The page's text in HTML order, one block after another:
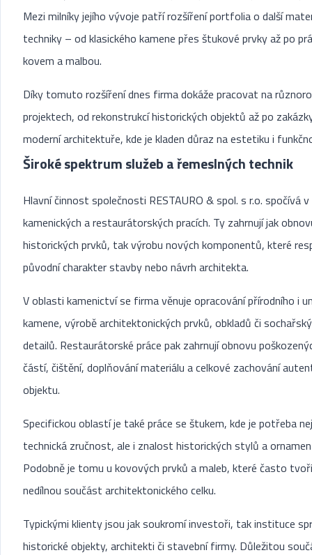
Mezi milníky jejího vývoje patří rozšíření portfolia o další
techniky – od klasického kamene přes štukové prvky až po
kovem a malbou.
Díky tomuto rozšíření dnes firma dokáže pracovat na
projektech, od rekonstrukcí historických objektů až po
moderní architektuře, kde je kladen důraz na estetiku i
Široké spektrum služeb a řemeslných technik
Hlavní činnost společnosti RESTAURO & spol. s r.o. spočívá v
kamenických a restaurátorských pracích. Ty zahrnují jak
historických prvků, tak výrobu nových komponentů, které
původní charakter stavby nebo návrh architekta.
V oblasti kamenictví se firma věnuje opracování přírodního i
kamene, výrobě architektonických prvků, obkladů či
detailů. Restaurátorské práce pak zahrnují obnovu
částí, čištění, doplňování materiálu a celkové zachování
objektu.
Specifickou oblastí je také práce se štukem, kde je potřeba
technická zručnost, ale i znalost historických stylů a
Podobně je tomu u kovových prvků a maleb, které často tvoří
nedílnou součást architektonického celku.
Typickými klienty jsou jak soukromí investoři, tak instituce
historické objekty, architekti či stavební firmy. Důležitou